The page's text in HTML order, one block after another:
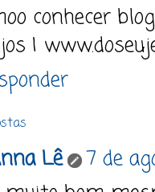
conhecer
|
Lê
7 de